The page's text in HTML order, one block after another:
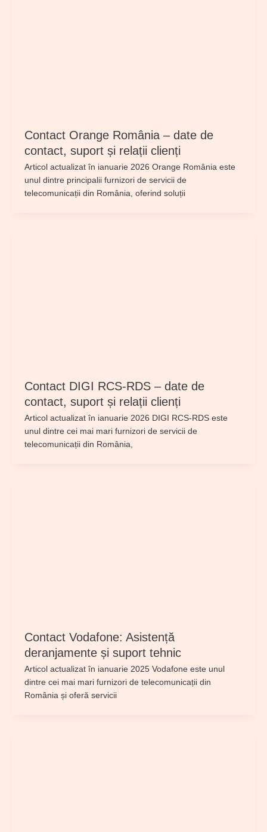
Contact Orange România – date de
contact, suport și relații clienți
Articol actualizat în ianuarie 2026 Orange România este
unul dintre principalii furnizori de servicii de
telecomunicații din România, oferind soluții
Contact DIGI RCS-RDS – date de
contact, suport și relații clienți
Articol actualizat în ianuarie 2026 DIGI RCS-RDS este
unul dintre cei mai mari furnizori de servicii de
telecomunicații din România,
Contact Vodafone: Asistență
deranjamente și suport tehnic
Articol actualizat în ianuarie 2025 Vodafone este unul
dintre cei mai mari furnizori de telecomunicații din
România și oferă servicii